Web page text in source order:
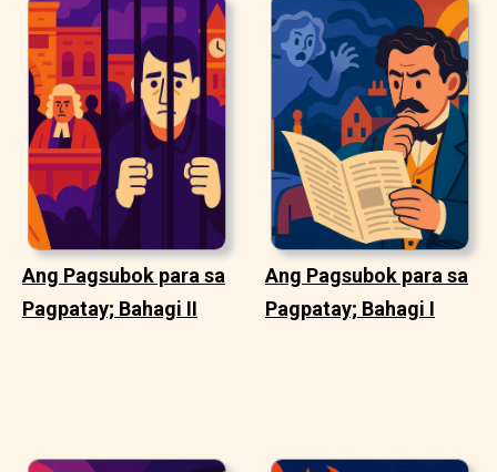
Ang Pagsubok para sa
Pagpatay; Bahagi II
Ang Pagsubok para sa
Pagpatay; Bahagi I